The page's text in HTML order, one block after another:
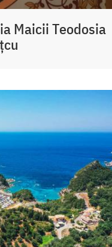
Maicii Teodosia